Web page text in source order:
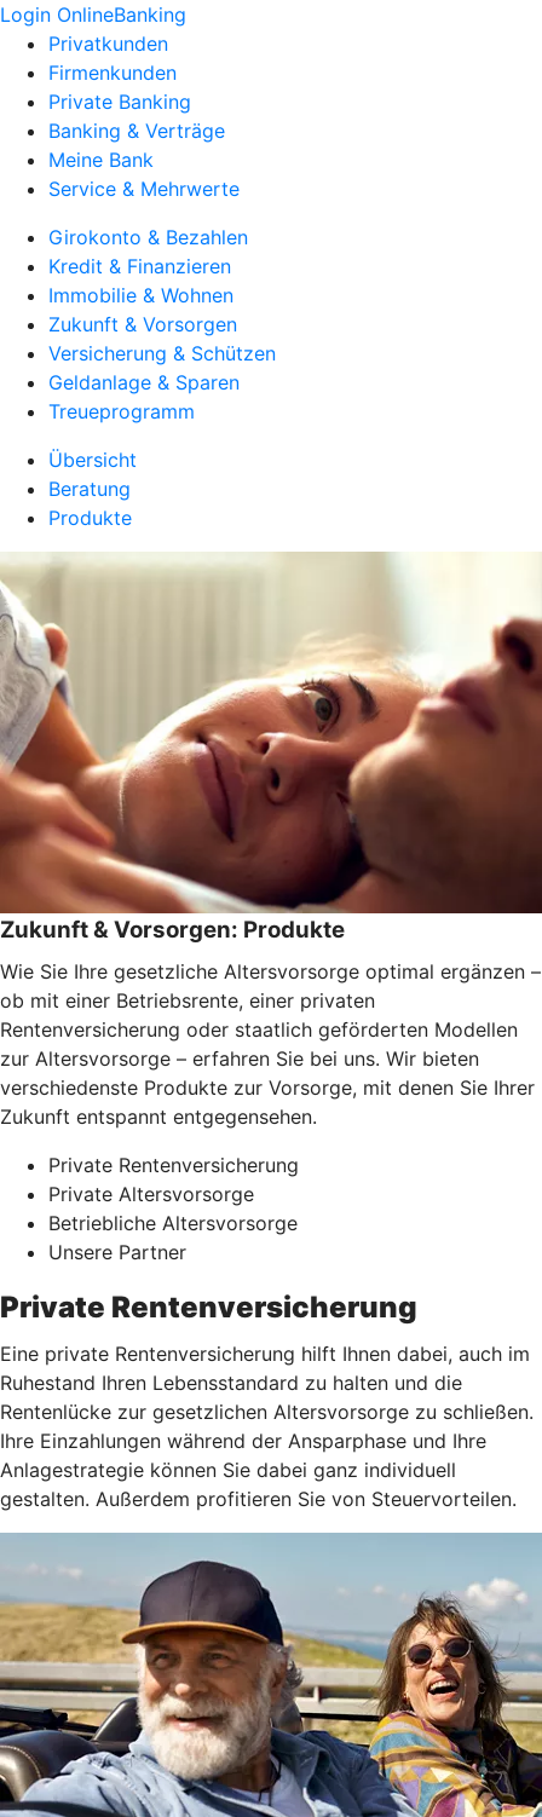
Login OnlineBanking
Privatkunden
Firmenkunden
Private Banking
Banking & Verträge
Meine Bank
Service & Mehrwerte
Girokonto & Bezahlen
Kredit & Finanzieren
Immobilie & Wohnen
Zukunft & Vorsorgen
Versicherung & Schützen
Geldanlage & Sparen
Treueprogramm
Übersicht
Beratung
Produkte
Zukunft & Vorsorgen: Produkte
Wie Sie Ihre gesetzliche Altersvorsorge optimal ergänzen –
ob mit einer Betriebsrente, einer privaten
Rentenversicherung oder staatlich geförderten Modellen
zur Altersvorsorge – erfahren Sie bei uns. Wir bieten
verschiedenste Produkte zur Vorsorge, mit denen Sie Ihrer
Zukunft entspannt entgegensehen.
Private Rentenversicherung
Private Altersvorsorge
Betriebliche Altersvorsorge
Unsere Partner
Private Rentenversicherung
Eine private Rentenversicherung hilft Ihnen dabei, auch im
Ruhestand Ihren Lebensstandard zu halten und die
Rentenlücke zur gesetzlichen Altersvorsorge zu schließen.
Ihre Einzahlungen während der Ansparphase und Ihre
Anlagestrategie können Sie dabei ganz individuell
gestalten. Außerdem profitieren Sie von Steuervorteilen.